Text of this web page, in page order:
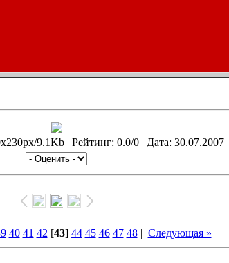
9.1Kb | Рейтинг: 0.0/0 | Дата: 30.07.2007 |
40 41 42 [43] 44 45 46 47 48| Следующая »